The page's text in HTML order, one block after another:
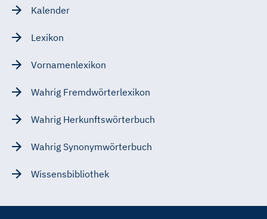
Kalender
Lexikon
Vornamenlexikon
Wahrig Fremdwörterlexikon
Wahrig Herkunftswörterbuch
Wahrig Synonymwörterbuch
Wissensbibliothek